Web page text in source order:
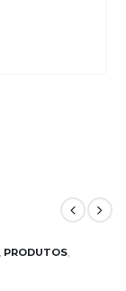
PRODUTOS